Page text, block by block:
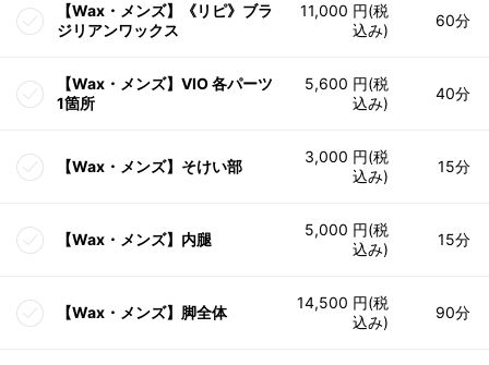
【Wax・メンズ】《リピ》ブラ
ジリアンワックス
11,000 円(税
込み)
60分
【Wax・メンズ】VIO 各パーツ
1箇所
5,600 円(税
込み)
40分
【Wax・メンズ】そけい部
3,000 円(税
込み)
15分
【Wax・メンズ】内腿
5,000 円(税
込み)
15分
【Wax・メンズ】脚全体
14,500 円(税
込み)
90分